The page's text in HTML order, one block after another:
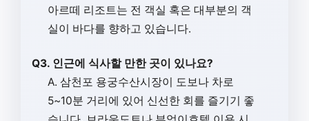
아르떼 리조트는 전 객실 혹은 대부분의 객
실이 바다를 향하고 있습니다.
Q3. 인근에 식사할 만한 곳이 있나요?
A. 삼천포 용궁수산시장이 도보나 차로
5~10분 거리에 있어 신선한 회를 즐기기 좋